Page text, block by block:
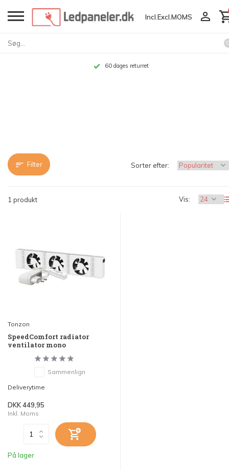
Incl. Excl. MOMS
60 dages returret
Filter
1 produkt Vis:
Sorter efter:
Tonzon
SpeedComfort radiator
ventilator mono
Sammenlign
Deliverytime
DKK 449,95
Inkl. Moms
På lager